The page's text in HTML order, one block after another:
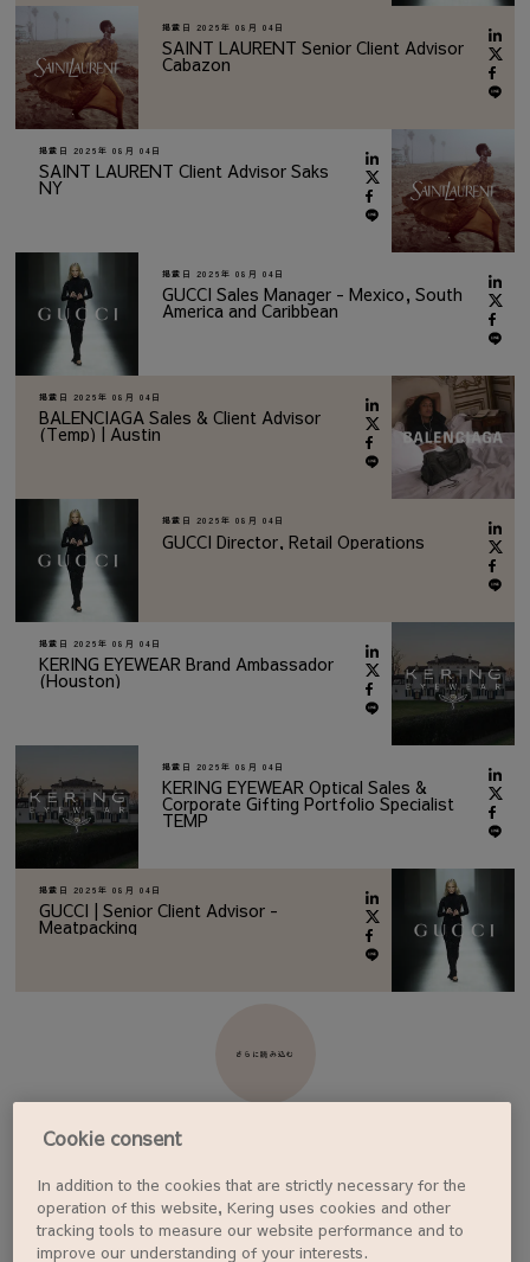
掲載日 2026年 08月 04日
SAINT LAURENT Senior Client Advisor
Cabazon
掲載日 2026年 08月 04日
SAINT LAURENT Client Advisor Saks
NY
掲載日 2026年 08月 04日
GUCCI Sales Manager - Mexico, South
America and Caribbean
掲載日 2026年 08月 04日
BALENCIAGA Sales & Client Advisor
(Temp) | Austin
掲載日 2026年 08月 04日
GUCCI Director, Retail Operations
掲載日 2026年 08月 04日
KERING EYEWEAR Brand Ambassador
(Houston)
掲載日 2026年 08月 04日
KERING EYEWEAR Optical Sales &
Corporate Gifting Portfolio Specialist
TEMP
掲載日 2026年 08月 04日
GUCCI | Senior Client Advisor -
Meatpacking
さらに読み込む
ジョブアラートを設定する
Cookie consent
In addition to the cookies that are strictly necessary for the
operation of this website, Kering uses cookies and other
tracking tools to measure our website performance and to
improve our understanding of your interests.